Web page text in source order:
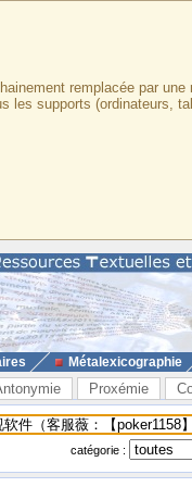
remplacée par une
les supports (ordinateurs,
Métalexicographie
Proxémie
catégorie :